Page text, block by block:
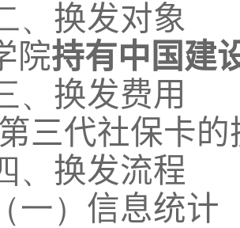
、 换发对象
院持有中国建
、 换发费用
第三代社保卡
、 换发流程
（一） 信息统计